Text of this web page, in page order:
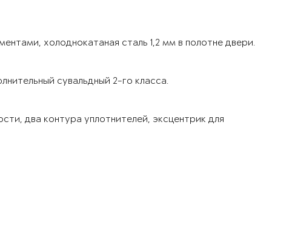
холоднокатаная сталь 1,2 мм в полотне двери.
сувальдный 2-го класса.
два контура уплотнителей, эксцентрик для